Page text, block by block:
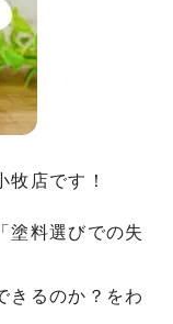
牧店です！
塗料選びでの失
きるのか？をわ